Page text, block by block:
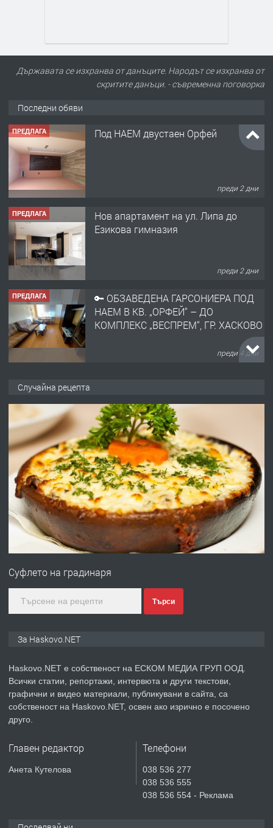
Държавата се изхранва от данъците. Народът се изхранва от
скритите данъци. - съвременна поговорка
Последни обяви
ПРЕДЛАГА Под НАЕМ двустаен Орфей
преди 2 дни
ПРЕДЛАГА
Нов апартамент на ул. Липа до
Езикова гимназия
преди 2 дни
ПРЕДЛАГА
🔑 ОБЗАВЕДЕНА ГАРСОНИЕРА ПОД
НАЕМ В КВ. „ОРФЕЙ“ – ДО
КОМПЛЕКС „ВЕСПРЕМ“, ГР. ХАСКОВО
преди 4 дни
АПАРТАМЕНТ В ЦЕНТЪРА НА ГР.
ХАСКОВО
ПРЕДЛАГА Давам гараж под наем
преди 5 дни
ПРЕДЛАГА
№4120 Магазин/Офис под наем в кв.
градската градина!
преди 6 дни
ПРЕДЛАГА
Продавам парцел в гр. Хасково кв.
СГЛОБЯВАНЕ НА МЕБЕЛИ.
Случайна рецепта
Суфлето на градинаря
Търси
За Haskovo.NET
Haskovo.NET е собственост на ЕСКОМ МЕДИА ГРУП ООД.
Всички статии, репортажи, интервюта и други текстови,
графични и видео материали, публикувани в сайта, са
собственост на Haskovo.NET, освен ако изрично е посочено
друго.
Главен редактор
Анета Кутелова
Телефони
038 536 277
038 536 555
038 536 554 - Реклама